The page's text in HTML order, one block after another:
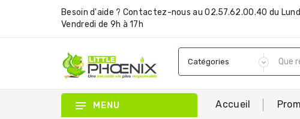
Besoin d'aide ? Contactez-nous au 02.57.62.00.40 du
Vendredi de 9h à 17h
MENU Accueil